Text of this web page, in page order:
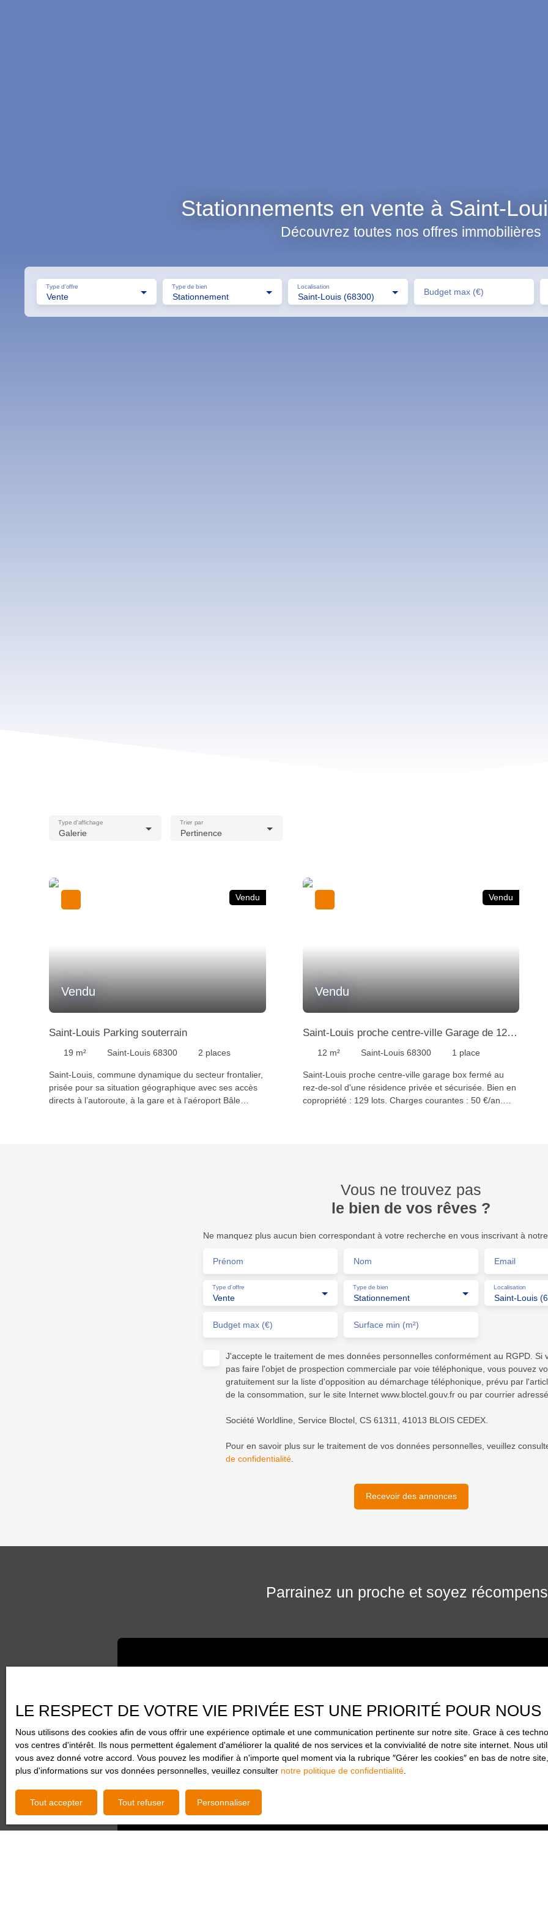
Stationnements en vente à Saint-
Découvrez toutes nos offres immobilières
Vente
Type d'offre
Stationnement
Type de bien
Saint-Louis (68300)
Localisation
Budget max (€)
Galerie
Type d'affichage
Pertinence
Trier par
Vendu
Vendu
Saint-Louis Parking souterrain
19 m² Saint-Louis 68300 2 places
Saint-Louis, commune dynamique du secteur frontalier,
prisée pour sa situation géographique avec ses accès
directs à l’autoroute, à la gare et à l’aéroport Bâle
Vendu
Vendu
Saint-Louis proche centre-ville Garage de 12
12 m² Saint-Louis 68300 1 place
Saint-Louis proche centre-ville garage box fermé au
rez-de-sol d'une résidence privée et sécurisée. Bien en
copropriété : 129 lots. Charges courantes : 50 €/an.
Vous ne trouvez pas
le bien de vos rêves ?
Ne manquez plus aucun bien correspondant à votre recherche en vous inscrivant à
Prénom Nom Email
Vente
Type d'offre
Stationnement
Type de bien
Saint-Louis
Localisation
Budget max (€) Surface min (m²)
J'accepte le traitement de mes données personnelles conformément au RGPD. Si
pas faire l'objet de prospection commerciale par voie téléphonique, vous pouvez
gratuitement sur la liste d'opposition au démarchage téléphonique, prévu par
de la consommation, sur le site Internet www.bloctel.gouv.fr ou par courrier
Société Worldline, Service Bloctel, CS 61311, 41013 BLOIS CEDEX.
Pour en savoir plus sur le traitement de vos données personnelles, veuillez
de confidentialité
Recevoir des annonces
Parrainez un proche et soyez
LE RESPECT DE VOTRE VIE PRIVÉE EST UNE PRIORITÉ POUR NOUS
Nous utilisons des cookies afin de vous offrir une expérience optimale et une communication pertinente sur notre site. Grace à ces
vos centres d'intérêt. Ils nous permettent également d'améliorer la qualité de nos services et la convivialité de notre site internet. Nous
vous avez donné votre accord. Vous pouvez les modifier à n'importe quel moment via la rubrique ″Gérer les cookies″ en bas de notre
plus d'informations sur vos données personnelles, veuillez consulter notre politique de confidentialité
Tout accepter Tout refuser Personnaliser